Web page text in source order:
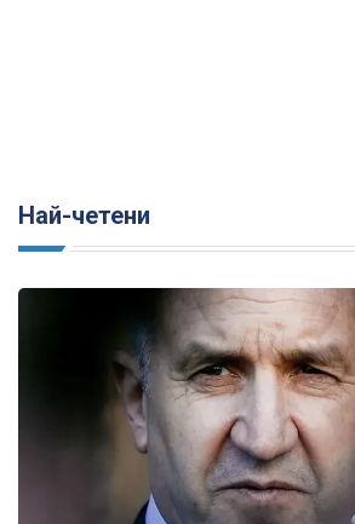
Най-четени